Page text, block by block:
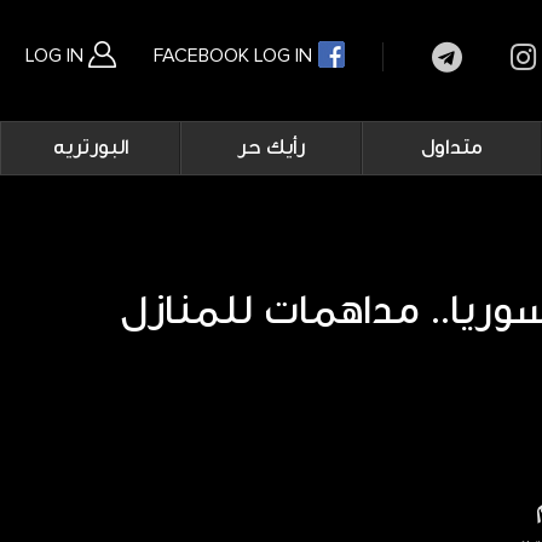
LOG IN FACEBOOK LOG IN
Main
navigation
متداول رأيك حر البورتريه
مداهمات للمنازل